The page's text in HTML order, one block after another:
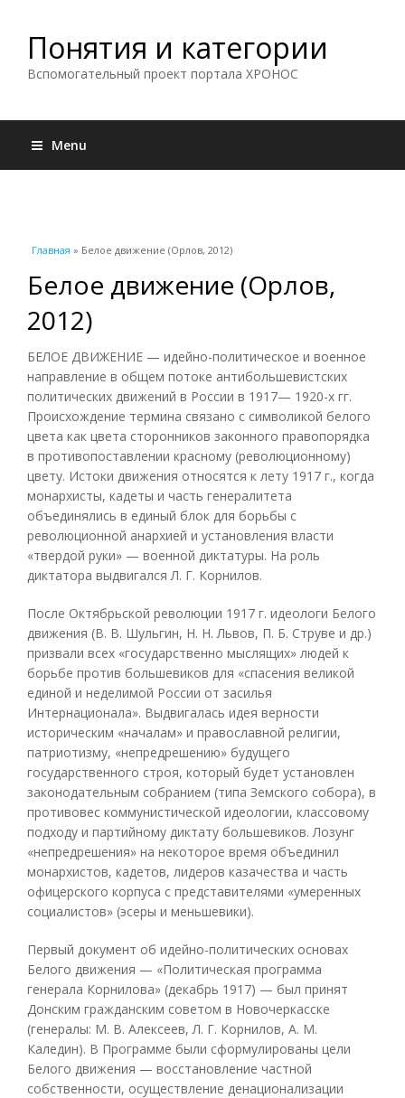
Понятия и категории
Вспомогательный проект портала ХРОНОС
Menu
Вы здесь
Главная » Белое движение (Орлов, 2012)
Белое движение (Орлов,
2012)
БЕЛОЕ ДВИЖЕНИЕ — идейно-политическое и военное
направление в общем потоке антибольшевистских
политических движений в России в 1917— 1920-х гг.
Происхождение термина связано с символикой белого
цвета как цвета сторонников законного правопорядка
в противопоставлении красному (революционному)
цвету. Истоки движения относятся к лету 1917 г., когда
монархисты, кадеты и часть генералитета
объединялись в единый блок для борьбы с
революционной анархией и установления власти
«твердой руки» — военной диктатуры. На роль
диктатора выдвигался Л. Г. Корнилов.
После Октябрьской революции 1917 г. идеологи Белого
движения (В. В. Шульгин, Н. Н. Львов, П. Б. Струве и др.)
призвали всех «государственно мыслящих» людей к
борьбе против большевиков для «спасения великой
единой и неделимой России от засилья
Интернационала». Выдвигалась идея верности
историческим «началам» и православной религии,
патриотизму, «непредрешению» будущего
государственного строя, который будет установлен
законодательным собранием (типа Земского собора), в
противовес коммунистической идеологии, классовому
подходу и партийному диктату большевиков. Лозунг
«непредрешения» на некоторое время объединил
монархистов, кадетов, лидеров казачества и часть
офицерского корпуса с представителями «умеренных
социалистов» (эсеры и меньшевики).
Первый документ об идейно-политических основах
Белого движения — «Политическая программа
генерала Корнилова» (декабрь 1917) — был принят
Донским гражданским советом в Новочеркасске
(генералы: М. В. Алексеев, Л. Г. Корнилов, А. М.
Каледин). В Программе были сформулированы цели
Белого движения — восстановление частной
собственности, осуществление денационализации